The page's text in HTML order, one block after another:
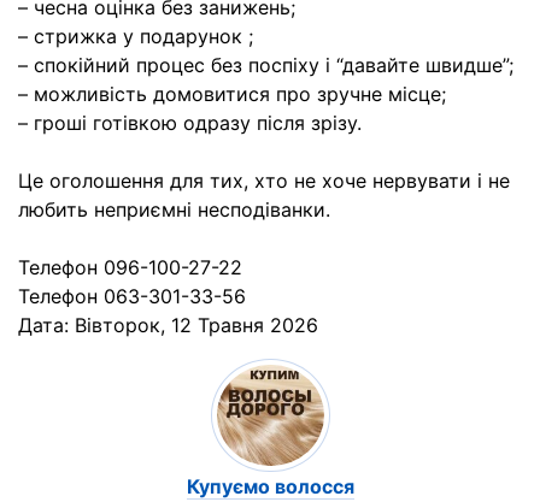
– чесна оцінка без занижень;
– стрижка у подарунок ;
– спокійний процес без поспіху і “давайте швидше”;
– можливість домовитися про зручне місце;
– гроші готівкою одразу після зрізу.
Це оголошення для тих, хто не хоче нервувати і не
любить неприємні несподіванки.
Телефон 096-100-27-22
Телефон 063-301-33-56
Дата: Вівторок, 12 Травня 2026
Купуємо волосся